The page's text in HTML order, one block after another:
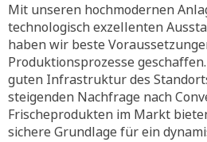
Mit unseren hochmodernen
technologisch exzellenten
haben wir beste
Produktionsprozesse
guten Infrastruktur des
steigenden Nachfrage nach
Frischeprodukten im Markt
sichere Grundlage für ein